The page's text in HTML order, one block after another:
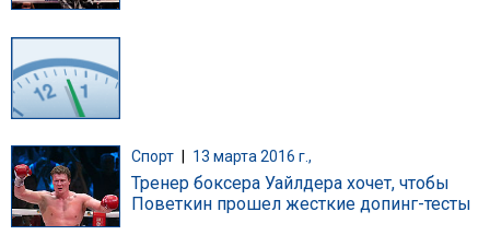
Спорт 13 марта 2016 г.,
Тренер боксера Уайлдера хочет, чтобы
Поветкин прошел жесткие допинг-тесты